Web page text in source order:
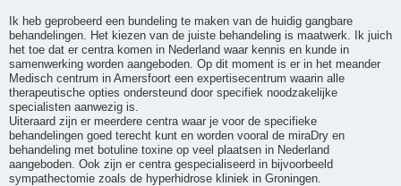
Ik heb geprobeerd een bundeling te maken van de huidig gangbare
behandelingen. Het kiezen van de juiste behandeling is maatwerk. Ik juich
het toe dat er centra komen in Nederland waar kennis en kunde in
samenwerking worden aangeboden. Op dit moment is er in het meander
Medisch centrum in Amersfoort een expertisecentrum waarin alle
therapeutische opties ondersteund door specifiek noodzakelijke
specialisten aanwezig is.
Uiteraard zijn er meerdere centra waar je voor de specifieke
behandelingen goed terecht kunt en worden vooral de miraDry en
behandeling met botuline toxine op veel plaatsen in Nederland
aangeboden. Ook zijn er centra gespecialiseerd in bijvoorbeeld
sympathectomie zoals de hyperhidrose kliniek in Groningen.